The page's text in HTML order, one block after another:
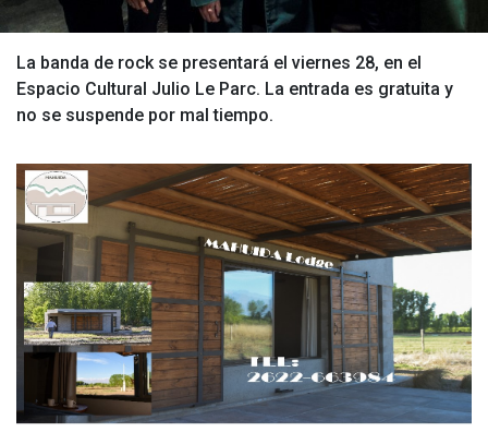
La banda de rock se presentará el viernes 28, en el
Espacio Cultural Julio Le Parc. La entrada es gratuita y
no se suspende por mal tiempo.